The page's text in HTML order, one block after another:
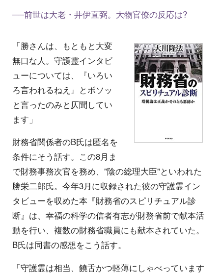
──前世は大老・井伊直弼。大物官僚の反応は?
「勝さんは、もともと大変
無口な人。守護霊インタビ
ューについては、『いろい
ろ言われるねえ』とボソッ
と言ったのみと仄聞してい
ます」
財務省関係者のB氏は匿名を
条件にそう話す。この8月ま
で財務事務次官を務め、"陰の総理大臣"といわれた
勝栄二郎氏。今年3月に収録された彼の守護霊イン
タビューを収めた本『財務省のスピリチュアル診
断』は、幸福の科学の信者有志が財務省前で献本活
動を行い、複数の財務省職員にも献本されていた。
B氏は同書の感想をこう話す。
「守護霊は相当、饒舌かつ軽薄にしゃべっています